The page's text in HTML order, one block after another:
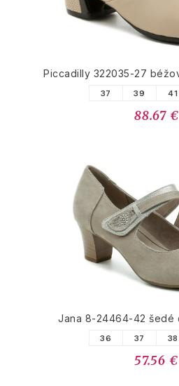
Piccadilly 322035-27
37 39 41
88.67 €
Jana 8-24464-42 šedé
36 37 38
57.56 €